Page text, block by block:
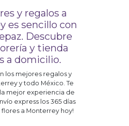
y regalos a
es sencillo con
Descubre
y tienda
a domicilio.
los mejores regalos y
y todo México. Te
mejor experiencia de
express los 365 días
flores a Monterrey hoy!